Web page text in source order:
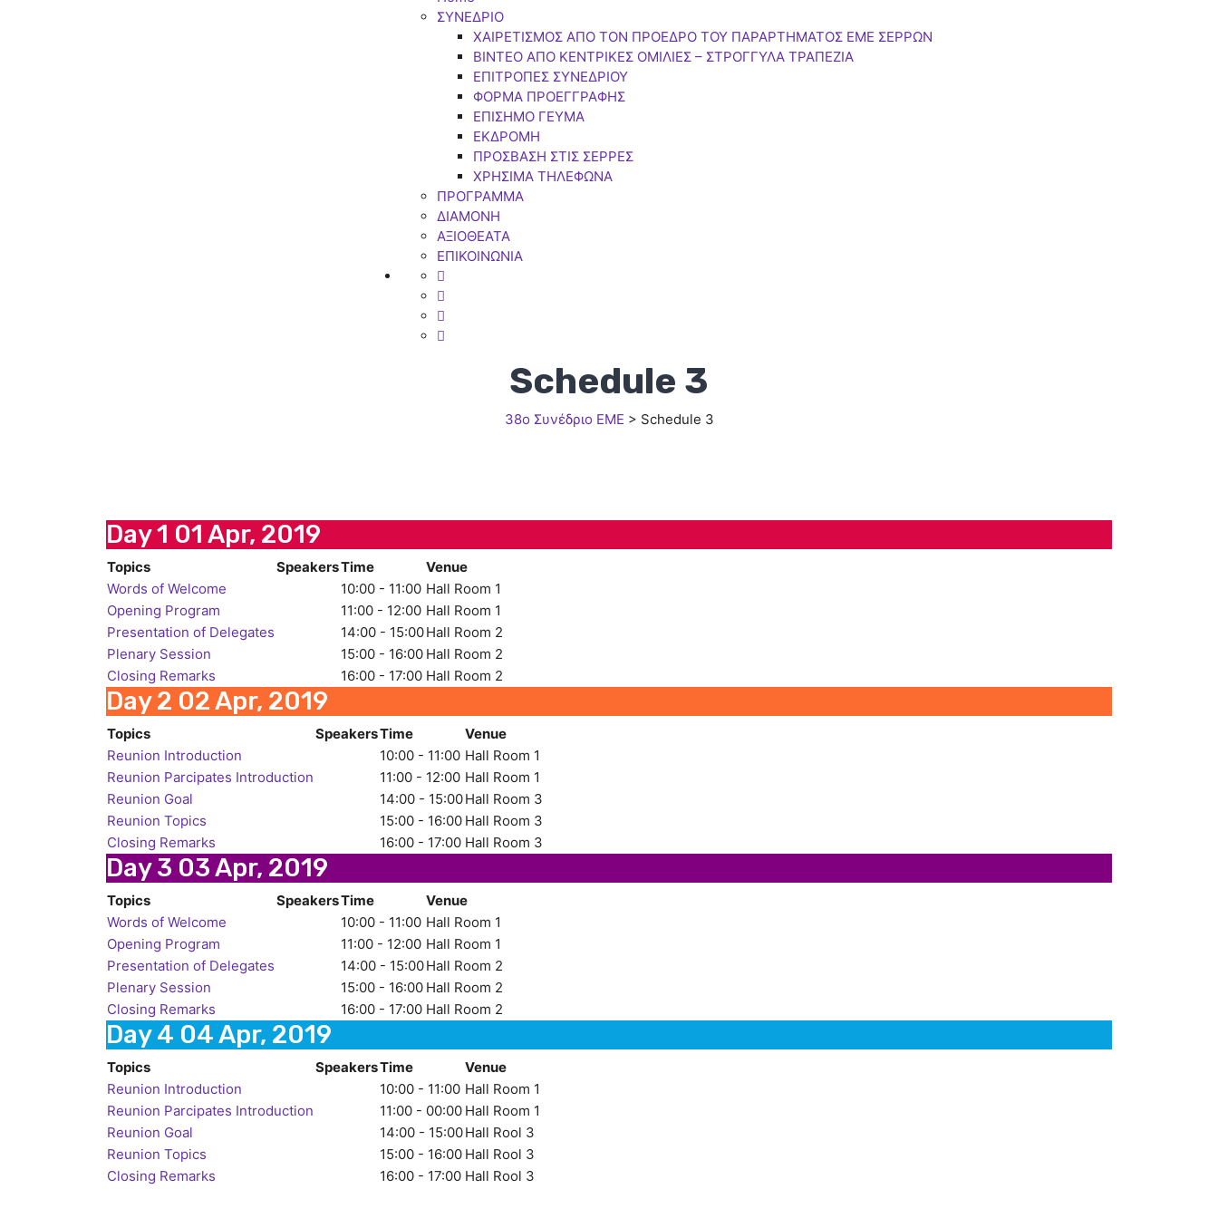
ΣΥΝΕΔΡΙΟ
ΧΑΙΡΕΤΙΣΜΟΣ ΑΠΟ ΤΟΝ ΠΡΟΕΔΡΟ ΤΟΥ ΠΑΡΑΡΤΗΜΑΤΟΣ ΕΜΕ ΣΕΡΡΩΝ
BINTEO ΑΠΟ ΚΕΝΤΡΙΚΕΣ ΟΜΙΛΙΕΣ – ΣΤΡΟΓΓΥΛΑ ΤΡΑΠΕΖΙΑ
ΕΠΙΤΡΟΠΕΣ ΣΥΝΕΔΡΙΟΥ
ΦΟΡΜΑ ΠΡΟΕΓΓΡΑΦΗΣ
ΕΠΙΣΗΜΟ ΓΕΥΜΑ
ΕΚΔΡΟΜΗ
ΠΡΟΣΒΑΣΗ ΣΤΙΣ ΣΕΡΡΕΣ
ΧΡΗΣΙΜΑ ΤΗΛΕΦΩΝΑ
ΠΡΟΓΡΑΜΜΑ
ΔΙΑΜΟΝΗ
ΑΞΙΟΘΕΑΤΑ
ΕΠΙΚΟΙΝΩΝΙΑ
Schedule 3
38ο Συνέδριο ΕΜΕ > Schedule 3
Day 1 01 Apr, 2019
Topics SpeakersTime
Venue
Words of Welcome
10:00 - 11:00 Hall Room 1
Opening Program
11:00 - 12:00 Hall Room 1
Presentation of Delegates
14:00 - 15:00Hall Room 2
Plenary Session
15:00 - 16:00 Hall Room 2
Closing Remarks
16:00 - 17:00 Hall Room 2
Day 2 02 Apr, 2019
Topics SpeakersTime
Venue
Reunion Introduction
10:00 - 11:00 Hall Room 1
Reunion Parcipates Introduction
11:00 - 12:00 Hall Room 1
Reunion Goal
14:00 - 15:00Hall Room 3
Reunion Topics
15:00 - 16:00 Hall Room 3
Closing Remarks
16:00 - 17:00 Hall Room 3
Day 3 03 Apr, 2019
Topics SpeakersTime
Venue
Words of Welcome
10:00 - 11:00 Hall Room 1
Opening Program
11:00 - 12:00 Hall Room 1
Presentation of Delegates
14:00 - 15:00Hall Room 2
Plenary Session
15:00 - 16:00 Hall Room 2
Closing Remarks
16:00 - 17:00 Hall Room 2
Day 4 04 Apr, 2019
Topics SpeakersTime
Venue
Reunion Introduction
10:00 - 11:00 Hall Room 1
Reunion Parcipates Introduction
11:00 - 00:00 Hall Room 1
Reunion Goal
14:00 - 15:00Hall Rool 3
Reunion Topics
15:00 - 16:00 Hall Rool 3
Closing Remarks
16:00 - 17:00 Hall Rool 3